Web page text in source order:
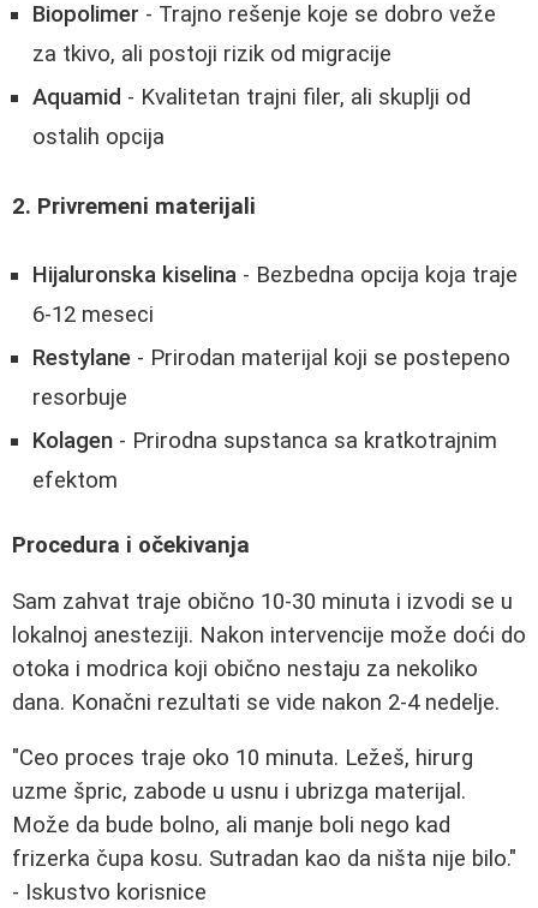
Biopolimer - Trajno rešenje koje se dobro veže
za tkivo, ali postoji rizik od migracije
Aquamid - Kvalitetan trajni filer, ali skuplji od
ostalih opcija
2. Privremeni materijali
Hijaluronska kiselina - Bezbedna opcija koja traje
6-12 meseci
Restylane - Prirodan materijal koji se postepeno
resorbuje
Kolagen - Prirodna supstanca sa kratkotrajnim
efektom
Procedura i očekivanja
Sam zahvat traje obično 10-30 minuta i izvodi se u
lokalnoj anesteziji. Nakon intervencije može doći do
otoka i modrica koji obično nestaju za nekoliko
dana. Konačni rezultati se vide nakon 2-4 nedelje.
"Ceo proces traje oko 10 minuta. Ležeš, hirurg
uzme špric, zabode u usnu i ubrizga materijal.
Može da bude bolno, ali manje boli nego kad
frizerka čupa kosu. Sutradan kao da ništa nije bilo."
- Iskustvo korisnice